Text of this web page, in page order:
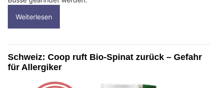
Weiterlesen
Schweiz: Coop ruft Bio-Spinat zurück – Gefahr
für Allergiker